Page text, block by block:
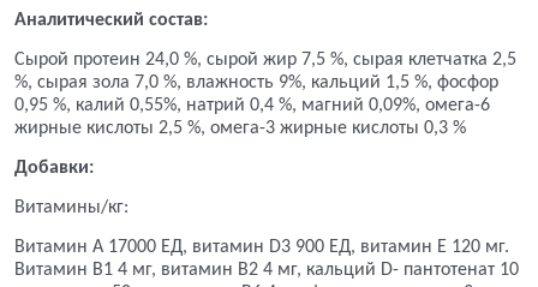
Аналитический состав:
Сырой протеин 24,0 %, сырой жир 7,5 %, сырая клетчатка 2,5
%, сырая зола 7,0 %, влажность 9%, кальций 1,5 %, фосфор
0,95 %, калий 0,55%, натрий 0,4 %, магний 0,09%, омега-6
жирные кислоты 2,5 %, омега-3 жирные кислоты 0,3 %
Добавки:
Витамины/кг:
Витамин A 17000 ЕД, витамин D3 900 ЕД, витамин Е 120 мг.
Витамин B1 4 мг, витамин В2 4 мг, кальций D- пантотенат 10